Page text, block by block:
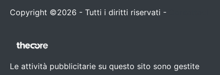
Copyright ©2026 - Tutti i diritti riservati -
Le attività pubblicitarie su questo sito sono gestite